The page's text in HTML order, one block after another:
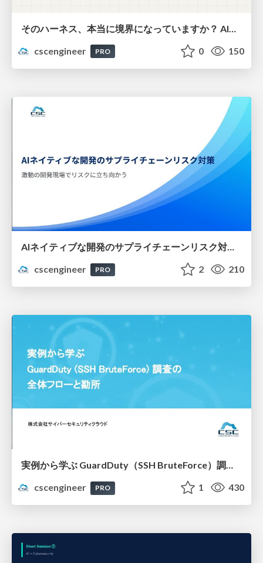
cscengineer
PRO 0 150
AIネイティブな開発のサプライチェーンリスク対策 〜激動の開発現場でリスクに立ち向かう〜【ZennFes】
cscengineer
PRO 2 210
実例から学ぶ GuardDuty（SSH BruteForce）調査の全体フローと勘所【SecurityJAWS】
cscengineer
PRO 1 430